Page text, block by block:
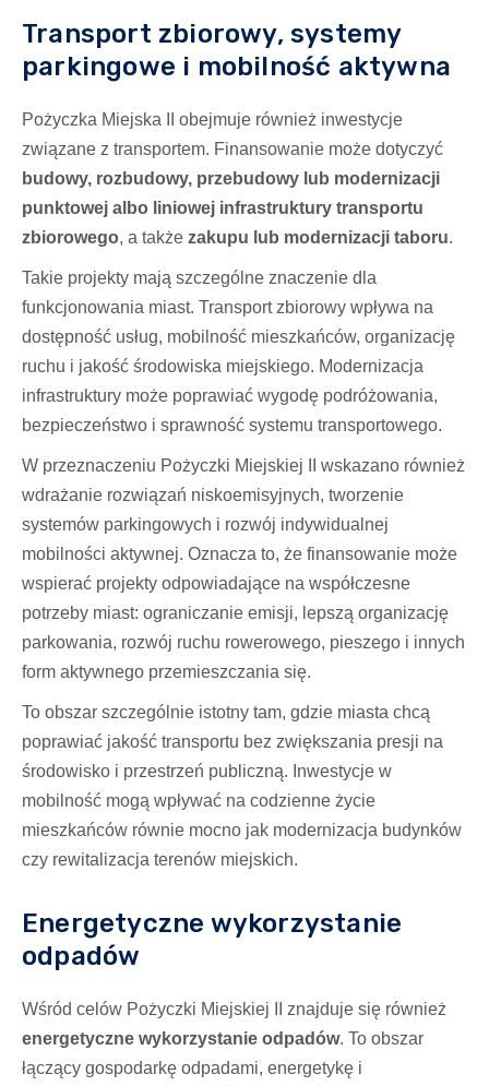
Transport zbiorowy, systemy
parkingowe i mobilność aktywna
Pożyczka Miejska II obejmuje również inwestycje
związane z transportem. Finansowanie może dotyczyć
budowy, rozbudowy, przebudowy lub modernizacji
punktowej albo liniowej infrastruktury transportu
zbiorowego, a także zakupu lub modernizacji taboru.
Takie projekty mają szczególne znaczenie dla
funkcjonowania miast. Transport zbiorowy wpływa na
dostępność usług, mobilność mieszkańców, organizację
ruchu i jakość środowiska miejskiego. Modernizacja
infrastruktury może poprawiać wygodę podróżowania,
bezpieczeństwo i sprawność systemu transportowego.
W przeznaczeniu Pożyczki Miejskiej II wskazano również
wdrażanie rozwiązań niskoemisyjnych, tworzenie
systemów parkingowych i rozwój indywidualnej
mobilności aktywnej. Oznacza to, że finansowanie może
wspierać projekty odpowiadające na współczesne
potrzeby miast: ograniczanie emisji, lepszą organizację
parkowania, rozwój ruchu rowerowego, pieszego i innych
form aktywnego przemieszczania się.
To obszar szczególnie istotny tam, gdzie miasta chcą
poprawiać jakość transportu bez zwiększania presji na
środowisko i przestrzeń publiczną. Inwestycje w
mobilność mogą wpływać na codzienne życie
mieszkańców równie mocno jak modernizacja budynków
czy rewitalizacja terenów miejskich.
Energetyczne wykorzystanie
odpadów
Wśród celów Pożyczki Miejskiej II znajduje się również
energetyczne wykorzystanie odpadów. To obszar
łączący gospodarkę odpadami, energetykę i